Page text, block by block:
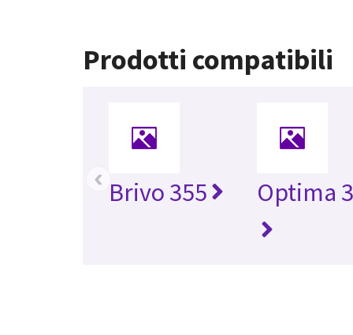
Prodotti compatibili
Brivo 355 Optima
‹